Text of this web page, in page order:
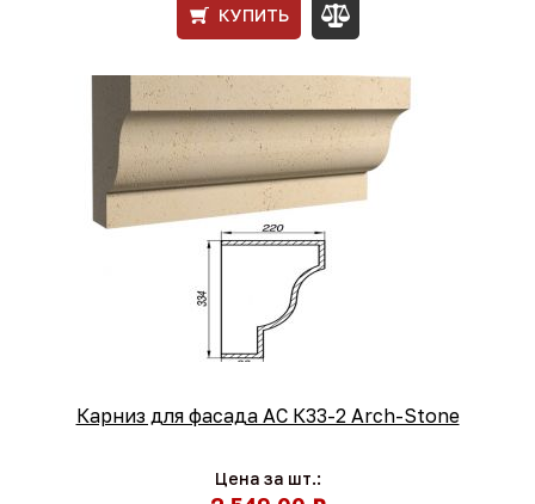
КУПИТЬ
Карниз для фасада АС К33-2 Arch-Stone
Цена за шт.: